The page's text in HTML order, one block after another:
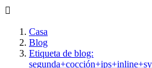

Casa
Blog
Etiqueta de blog: